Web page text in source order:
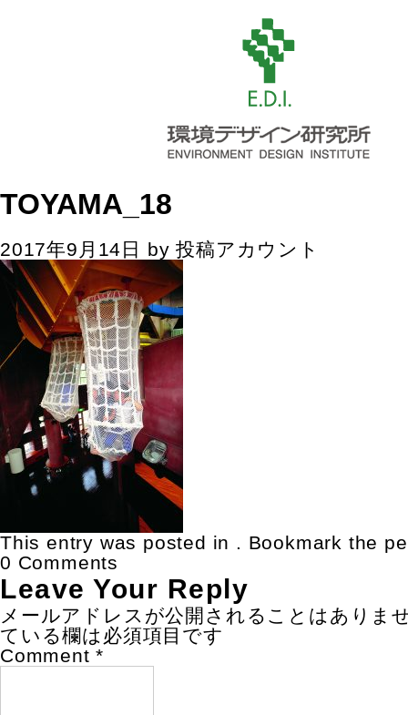
TOYAMA_18
2017年9月14日 by投稿アカウント
This entry was posted in . Bookmark the
0 Comments
Leave Your Reply
メールアドレスが公開されることはありま
ている欄は必須項目です
Comment *